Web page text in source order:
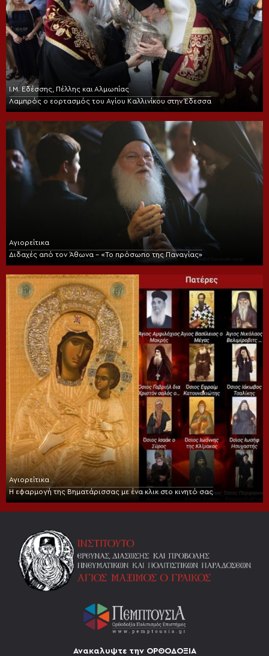
Ι.Μ. Εδέσσης, Πέλλης και Αλμωπίας
Λαμπρός ο εορτασμός του Αγίου Καλλινίκου στην Έδεσσα
Αγιορείτικα
Διδαχές από τον Άθωνα – «Το πρόσωπο της Παναγίας»
Αγιορείτικα
Η εφαρμογή της Βηματάρισσας με ένα κλικ στο κινητό σας
Ανακαλυψτε την ΟΡΘΟΔΟΞΙΑ